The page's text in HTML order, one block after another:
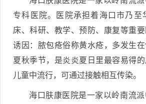
专科医院。医院承担着海口市乃至
床、科研、教学、预防、康复等重
诱因：脓包疮俗称黄水疮，多发生
夏秋季节，是炎炎夏日里最容易得
儿童中流行，可通过接触相互传染。
海口肤康医院是一家以岭南流